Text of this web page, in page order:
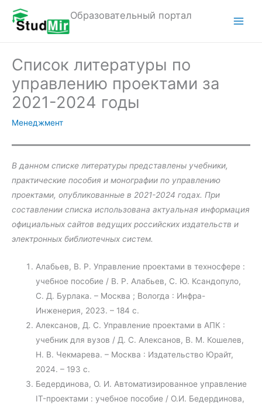
Перейти
содержимому
Образовательный портал
e
Список литературы по
управлению проектами за
2021-2024 годы
Менеджмент
В данном списке литературы представлены учебники,
практические пособия и монографии по управлению
проектами, опубликованные в 2021-2024 годах. При
составлении списка использована актуальная информация
официальных сайтов ведущих российских издательств и
электронных библиотечных систем.
Алабьев, В. Р. Управление проектами в техносфере :
учебное пособие / В. Р. Алабьев, С. Ю. Ксандопуло,
С. Д. Бурлака. – Москва ; Вологда : Инфра-
Инженерия, 2023. – 184 с.
Алексанов, Д. С. Управление проектами в АПК :
учебник для вузов / Д. С. Алексанов, В. М. Кошелев,
Н. В. Чекмарева. – Москва : Издательство Юрайт,
2024. – 193 с.
Бедердинова, О. И. Автоматизированное управление
IT-проектами : учебное пособие / О.И. Бедердинова,